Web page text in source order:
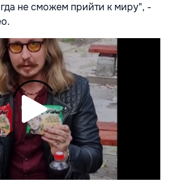
не сможем прийти к миру", -